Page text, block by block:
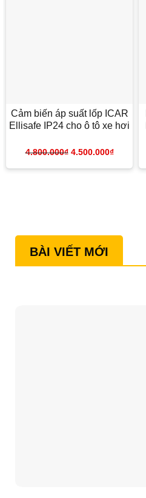
Cảm biến áp suất lốp ICAR
Ellisafe IP24 cho ô tô xe hơi
4.800.000₫ 4.500.000₫
BÀI VIẾT MỚI